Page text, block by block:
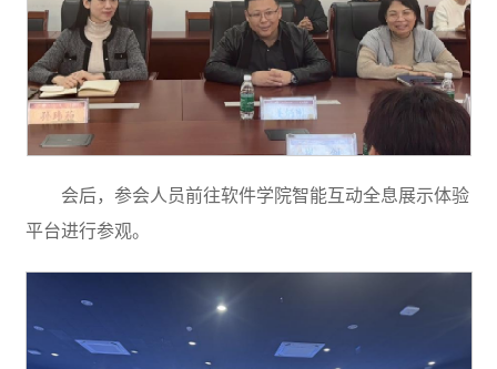
会后，参会人员前往软件学院智能互动全息展示体验
平台进行参观。